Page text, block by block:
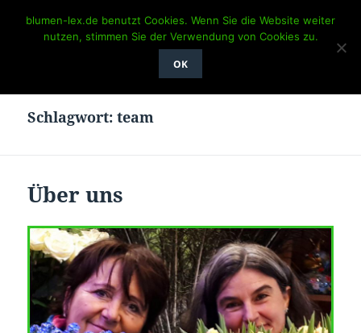
Blumen LEX
Schlagwort:team
Über uns
blumen-lex.de benutzt Cookies. Wenn Sie die Website weiter
nutzen, stimmen Sie der Verwendung von Cookies zu.
OK